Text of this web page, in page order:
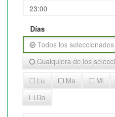
Días
Todos los seleccionados
Cualquiera de los
Lu
Ma Mi
Do